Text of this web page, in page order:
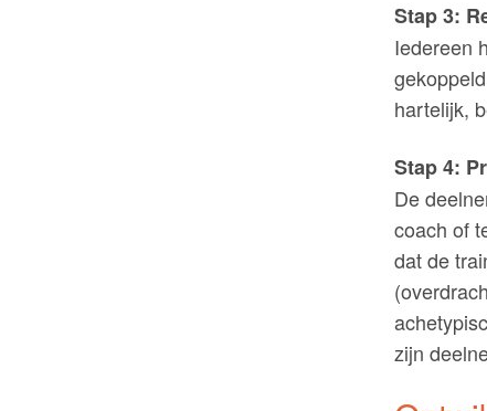
Stap 3:
Iedereen
hartelijk,
Stap 4:
De
coach of
dat de
zijn